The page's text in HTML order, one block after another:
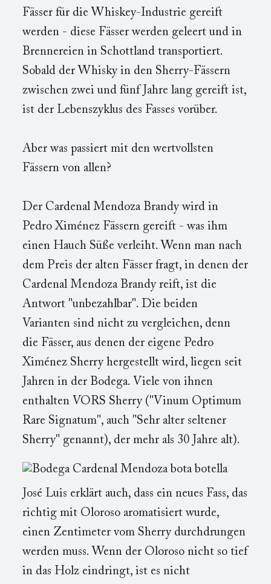
Fässer für die Whiskey-Industrie gereift
werden - diese Fässer werden geleert und in
Brennereien in Schottland transportiert.
Sobald der Whisky in den Sherry-Fässern
zwischen zwei und fünf Jahre lang gereift ist,
ist der Lebenszyklus des Fasses vorüber.
Aber was passiert mit den wertvollsten
Fässern von allen?
Der Cardenal Mendoza Brandy wird in
Pedro Ximénez Fässern gereift - was ihm
einen Hauch Süße verleiht. Wenn man nach
dem Preis der alten Fässer fragt, in denen der
Cardenal Mendoza Brandy reift, ist die
Antwort "unbezahlbar". Die beiden
Varianten sind nicht zu vergleichen, denn
die Fässer, aus denen der eigene Pedro
Ximénez Sherry hergestellt wird, liegen seit
Jahren in der Bodega. Viele von ihnen
enthalten VORS Sherry ("Vinum Optimum
Rare Signatum", auch "Sehr alter seltener
Sherry" genannt), der mehr als 30 Jahre alt).
José Luis erklärt auch, dass ein neues Fass, das
richtig mit Oloroso aromatisiert wurde,
einen Zentimeter vom Sherry durchdrungen
werden muss. Wenn der Oloroso nicht so tief
in das Holz eindringt, ist es nicht